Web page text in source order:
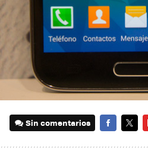
Sin comentarios